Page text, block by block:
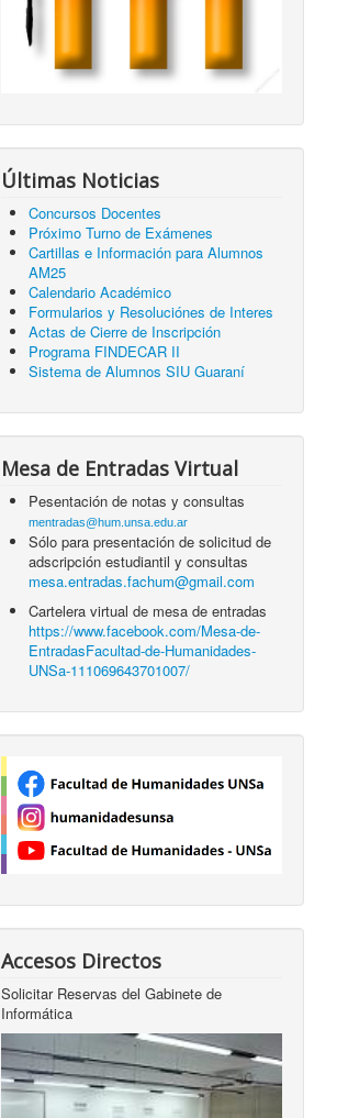
Últimas Noticias
Concursos Docentes
Próximo Turno de Exámenes
Cartillas e Información para Alumnos
AM25
Calendario Académico
Formularios y Resoluciónes de Interes
Actas de Cierre de Inscripción
Programa FINDECAR II
Sistema de Alumnos SIU Guaraní
Mesa de Entradas Virtual
Pesentación de notas y consultas
mentradas@hum.unsa.edu.ar
Sólo para presentación de solicitud de
adscripción estudiantil y consultas
mesa.entradas.fachum@gmail.com
Cartelera virtual de mesa de entradas
https://www.facebook.com/Mesa-de-
EntradasFacultad-de-Humanidades-
UNSa-111069643701007/
Accesos Directos
Solicitar Reservas del Gabinete de
Informática